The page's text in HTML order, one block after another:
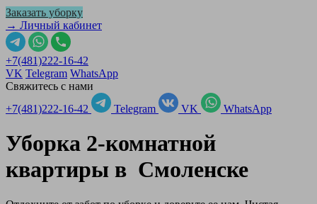
Заказать уборку
→ Личный кабинет
+7(481)222-16-42
VK Telegram WhatsApp
Свяжитесь с нами
+7(481)222-16-42
Telegram VK WhatsApp
Уборка 2-комнатной
квартиры в Смоленске